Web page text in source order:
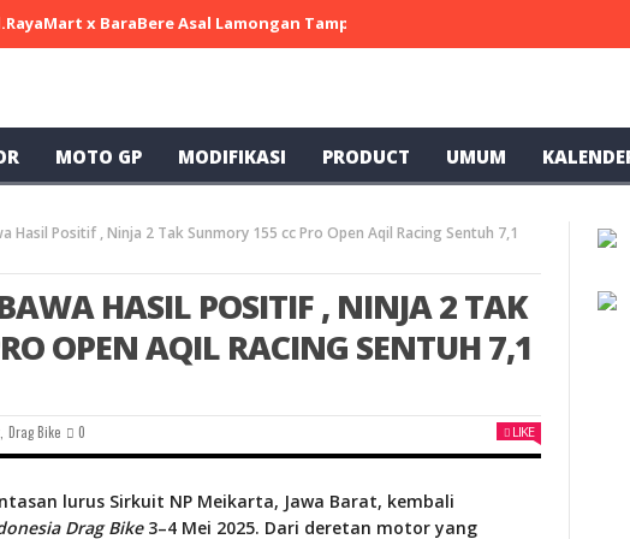
x BaraBere Asal Lamongan Tampil Kompetitif, Raih Tiga Podium di
MOTO GP MODIFIKASI PRODUCT UMUM
Hasil Positif , Ninja 2 Tak Sunmory 155 cc Pro Open Aqil Racing Sentuh 7,1
HASIL POSITIF , NINJA 2 TAK
OPEN AQIL RACING SENTUH 7,1
Drag Bike 0 LIKE
lurus Sirkuit NP Meikarta, Jawa Barat, kembali
Drag Bike3–4 Mei 2025. Dari deretan motor yang